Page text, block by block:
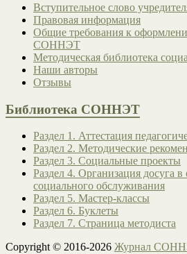
Вступительное слово
Правовая информация
Общие требования к
СОННЭТ
Методическая библиотека
Наши авторы
Отзывы
Библиотека СОННЭТ
Раздел 1. Аттестация
Раздел 2. Методические
Раздел 3. Социальные проекты
Раздел 4. Организация досуга в
социального обслуживания
Раздел 5. Мастер-классы
Раздел 6. Буклеты
Раздел 7. Страница методиста
Copyright © 2016-2026 Журнал